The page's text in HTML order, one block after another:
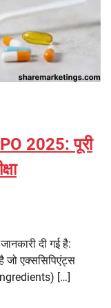
2025: पूरी
दी गई है:
जो एक्ससिपिएंट्स
[…]